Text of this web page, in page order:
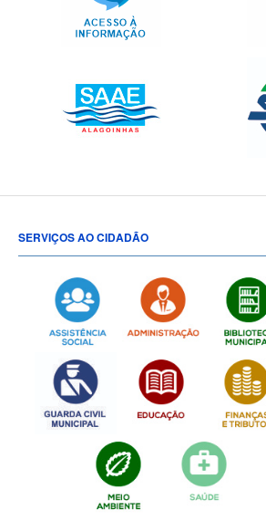
SERVIÇOS AO CIDADÃO